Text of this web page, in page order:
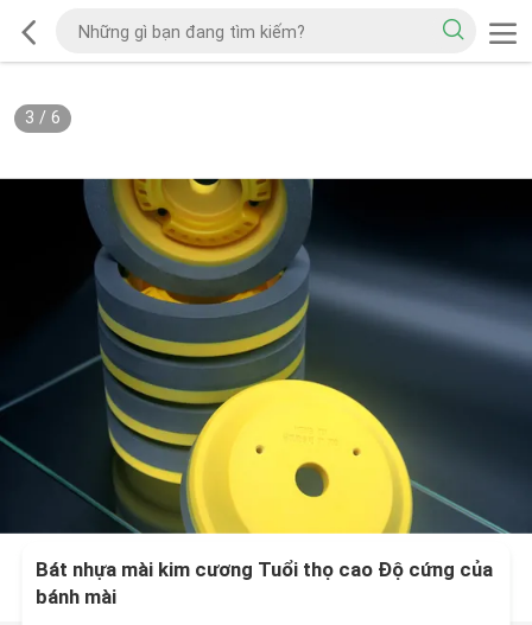
3 / 6
Bát nhựa mài kim cương Tuổi thọ cao Độ cứng của
bánh mài